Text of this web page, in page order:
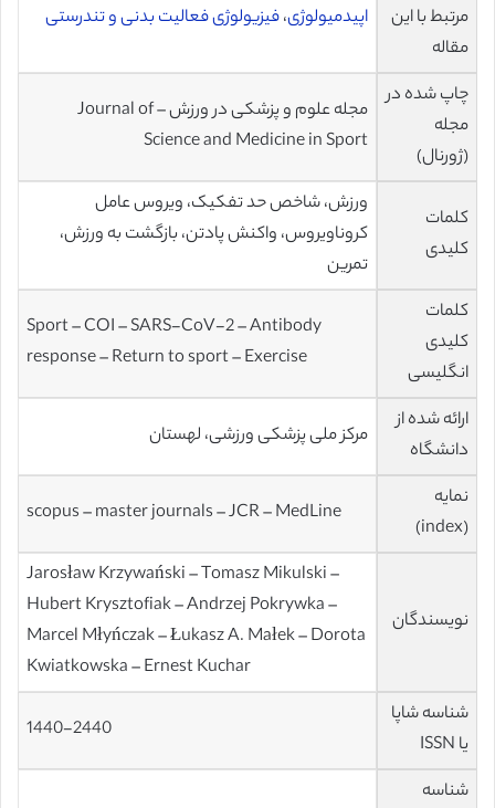
مرتبط با این
مقاله
اپیدمیولوژی،فیزیولوژی فعالیت بدنی و تندرستی
چاپ شده در
مجله
(ژورنال)
مجله علوم و پزشکی در ورزش – Journal of
Science and Medicine in Sport
کلمات
کلیدی
ورزش، شاخص حد تفکیک، ویروس عامل
کروناویروس، واکنش پادتن، بازگشت به ورزش،
تمرین
کلمات
کلیدی
انگلیسی
Sport – COI – SARS-CoV-2 – Antibody
response – Return to sport – Exercise
ارائه شده از
دانشگاه
مرکز ملی پزشکی ورزشی، لهستان
نمایه
(index)
scopus – master journals – JCR – MedLine
نویسندگان
Jarosław Krzywański – Tomasz Mikulski –
Hubert Krysztofiak – Andrzej Pokrywka –
Marcel Młyńczak – Łukasz A. Małek – Dorota
Kwiatkowska – Ernest Kuchar
شناسه شاپا
یا ISSN
1440-2440
شناسه